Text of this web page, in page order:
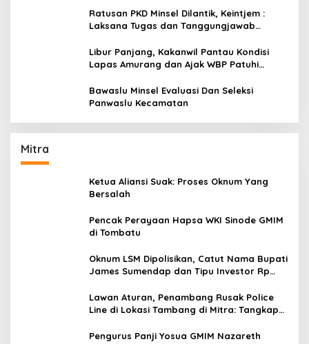
Ratusan PKD Minsel Dilantik, Keintjem :
Laksana Tugas dan Tanggungjawab
Libur Panjang, Kakanwil Pantau Kondisi
Lapas Amurang dan Ajak WBP Patuhi
Bawaslu Minsel Evaluasi Dan Seleksi
Panwaslu Kecamatan
Mitra
Ketua Aliansi Suak: Proses Oknum Yang
Bersalah
Pencak Perayaan Hapsa WKI Sinode GMIM
di Tombatu
Oknum LSM Dipolisikan, Catut Nama Bupati
James Sumendap dan Tipu Investor Rp
Lawan Aturan, Penambang Rusak Police
Line di Lokasi Tambang di Mitra: Tangkap
Pengurus Panji Yosua GMIM Nazareth